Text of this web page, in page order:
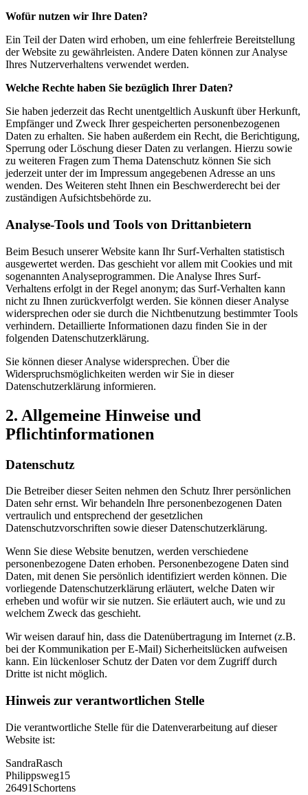
Wofür nutzen wir Ihre Daten?
Ein Teil der Daten wird erhoben, um eine fehlerfreie Bereitstellung
der Website zu gewährleisten. Andere Daten können zur Analyse
Ihres Nutzerverhaltens verwendet werden.
Welche Rechte haben Sie bezüglich Ihrer Daten?
Sie haben jederzeit das Recht unentgeltlich Auskunft über Herkunft,
Empfänger und Zweck Ihrer gespeicherten personenbezogenen
Daten zu erhalten. Sie haben außerdem ein Recht, die Berichtigung,
Sperrung oder Löschung dieser Daten zu verlangen. Hierzu sowie
zu weiteren Fragen zum Thema Datenschutz können Sie sich
jederzeit unter der im Impressum angegebenen Adresse an uns
wenden. Des Weiteren steht Ihnen ein Beschwerderecht bei der
zuständigen Aufsichtsbehörde zu.
Analyse-Tools und Tools von Drittanbietern
Beim Besuch unserer Website kann Ihr Surf-Verhalten statistisch
ausgewertet werden. Das geschieht vor allem mit Cookies und mit
sogenannten Analyseprogrammen. Die Analyse Ihres Surf-
Verhaltens erfolgt in der Regel anonym; das Surf-Verhalten kann
nicht zu Ihnen zurückverfolgt werden. Sie können dieser Analyse
widersprechen oder sie durch die Nichtbenutzung bestimmter Tools
verhindern. Detaillierte Informationen dazu finden Sie in der
folgenden Datenschutzerklärung.
Sie können dieser Analyse widersprechen. Über die
Widerspruchsmöglichkeiten werden wir Sie in dieser
Datenschutzerklärung informieren.
2. Allgemeine Hinweise und
Pflichtinformationen
Datenschutz
Die Betreiber dieser Seiten nehmen den Schutz Ihrer persönlichen
Daten sehr ernst. Wir behandeln Ihre personenbezogenen Daten
vertraulich und entsprechend der gesetzlichen
Datenschutzvorschriften sowie dieser Datenschutzerklärung.
Wenn Sie diese Website benutzen, werden verschiedene
personenbezogene Daten erhoben. Personenbezogene Daten sind
Daten, mit denen Sie persönlich identifiziert werden können. Die
vorliegende Datenschutzerklärung erläutert, welche Daten wir
erheben und wofür wir sie nutzen. Sie erläutert auch, wie und zu
welchem Zweck das geschieht.
Wir weisen darauf hin, dass die Datenübertragung im Internet (z.B.
bei der Kommunikation per E-Mail) Sicherheitslücken aufweisen
kann. Ein lückenloser Schutz der Daten vor dem Zugriff durch
Dritte ist nicht möglich.
Hinweis zur verantwortlichen Stelle
Die verantwortliche Stelle für die Datenverarbeitung auf dieser
Website ist:
SandraRasch
Philippsweg15
26491Schortens